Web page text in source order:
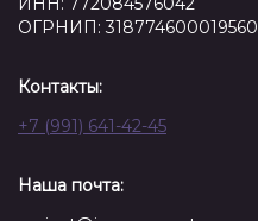
ОГРНИП: 318774600019560
Контакты:
+7 (991) 641-42-45
Наша почта: